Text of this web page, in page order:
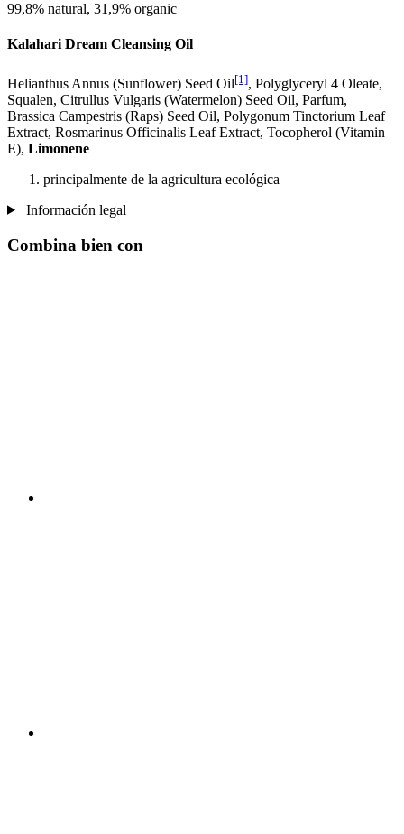
99,8% natural, 31,9% organic
Kalahari Dream Cleansing Oil
Helianthus Annus (Sunflower) Seed Oil[1], Polyglyceryl 4 Oleate,
Squalen, Citrullus Vulgaris (Watermelon) Seed Oil, Parfum,
Brassica Campestris (Raps) Seed Oil, Polygonum Tinctorium Leaf
Extract, Rosmarinus Officinalis Leaf Extract, Tocopherol (Vitamin
E), Limonene
principalmente de la agricultura ecológica
Información legal
Combina bien con